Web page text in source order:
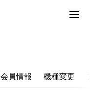
会員情報 機種変更